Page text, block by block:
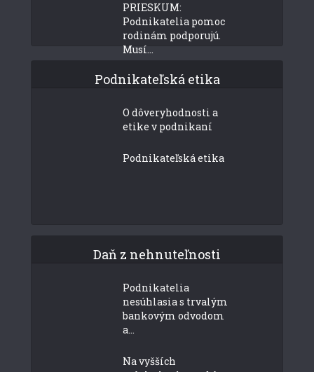
PRIESKUM:
Podnikatelia pomoc
rodinám podporujú.
Musí...
Podnikateľská etika
O dôveryhodnosti a
etike v podnikaní
Podnikateľská etika
Daň z nehnuteľnosti
Podnikatelia
nesúhlasia s trvalým
bankovým odvodom
a...
Na vyšších